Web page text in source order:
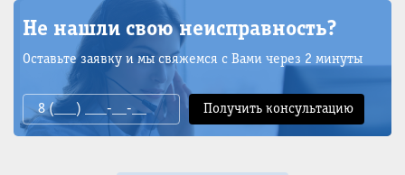
Не нашли свою неисправность?
Оставьте заявку и мы свяжемся с Вами через 2 минуты